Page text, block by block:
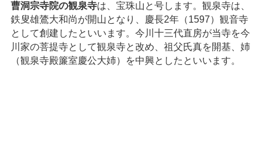
曹洞宗寺院の観泉寺は、宝珠山と号します。観泉寺は、
鉄叟雄鷟大和尚が開山となり、慶長2年（1597）観音寺
として創建したといいます。今川十三代直房が当寺を今
川家の菩提寺として観泉寺と改め、祖父氏真を開基、姉
（観泉寺殿簾室慶公大姉）を中興としたといいます。